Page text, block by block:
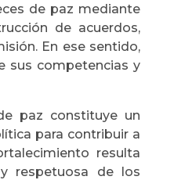
de paz mediante
de acuerdos,
En ese sentido,
sus competencias y
paz constituye un
para contribuir a
resulta
respetuosa de los